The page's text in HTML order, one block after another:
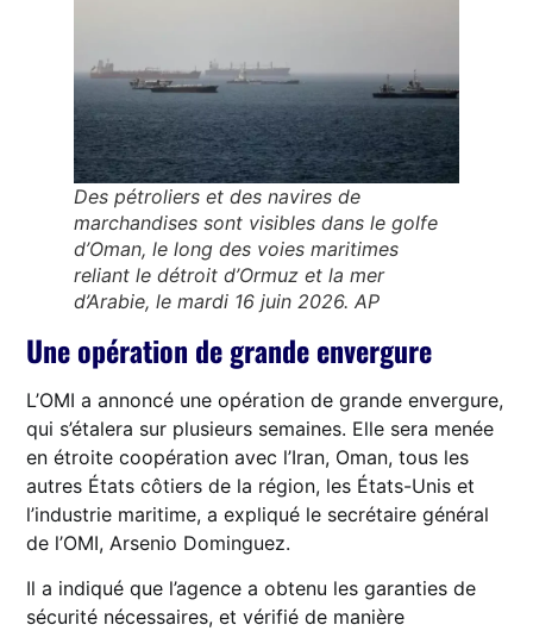
Des pétroliers et des navires de
marchandises sont visibles dans le golfe
d’Oman, le long des voies maritimes
reliant le détroit d’Ormuz et la mer
d’Arabie, le mardi 16 juin 2026. AP
Une opération de grande envergure
L’OMI a annoncé une opération de grande envergure,
qui s’étalera sur plusieurs semaines. Elle sera menée
en étroite coopération avec l’Iran, Oman, tous les
autres États côtiers de la région, les États-Unis et
l’industrie maritime, a expliqué le secrétaire général
de l’OMI, Arsenio Dominguez.
Il a indiqué que l’agence a obtenu les garanties de
sécurité nécessaires, et vérifié de manière